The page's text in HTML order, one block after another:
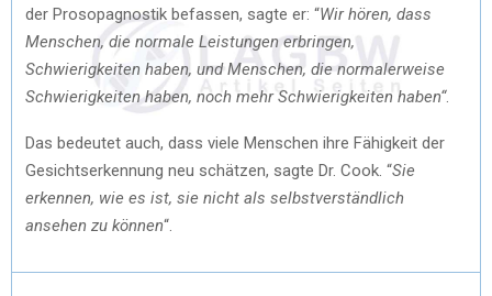
der Prosopagnostik befassen, sagte er: “Wir hören, dass
Menschen, die normale Leistungen erbringen,
Schwierigkeiten haben, und Menschen, die normalerweise
Schwierigkeiten haben, noch mehr Schwierigkeiten haben“.
Das bedeutet auch, dass viele Menschen ihre Fähigkeit der
Gesichtserkennung neu schätzen, sagte Dr. Cook. “Sie
erkennen, wie es ist, sie nicht als selbstverständlich
ansehen zu können“.